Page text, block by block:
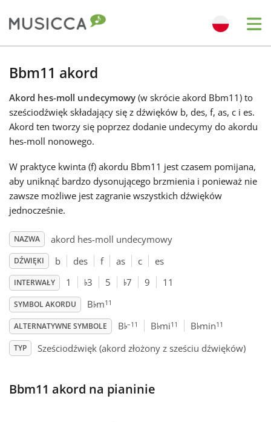
Български
Dansk
Deutsch
Español
Français
한국어
Bbm11 akord
Akord hes-moll undecymowy (w skrócie akord Bbm11) to
sześciodźwięk składający się z dźwięków b, des, f, as, c i es.
Akord ten tworzy się poprzez dodanie undecymy do akordu
hes-moll nonowego.
W praktyce kwinta (f) akordu Bbm11 jest czasem pomijana,
aby uniknąć bardzo dysonującego brzmienia i ponieważ nie
zawsze możliwe jest zagranie wszystkich dźwięków
jednocześnie.
NAZWA akord hes-moll undecymowy
DŹWIĘKI b des f as c es
INTERWAŁY 1 ♭3 5 ♭7 9 11
SYMBOL AKORDU B♭m11
ALTERNATYWNE SYMBOLE B♭–11 B♭mi11 B♭min11
TYP Sześciodźwięk (akord złożony z sześciu dźwięków)
Bbm11 akord na pianinie